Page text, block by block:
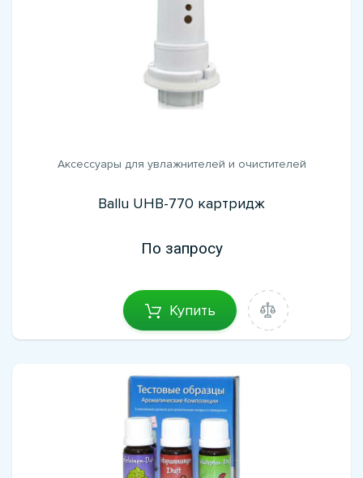
Аксессуары для увлажнителей и очистителей
Ballu UHB-770 картридж
По запросу
Купить